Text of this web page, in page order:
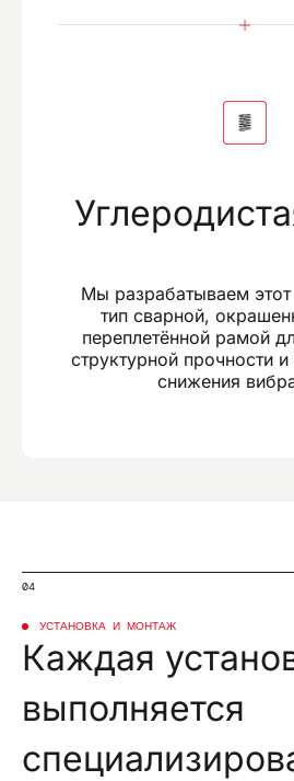
Мы разрабатываем
тип сварной,
переплетённой рамой
структурной прочности и
снижения
04
УСТАНОВКА И МОНТАЖ
Каждая
выполняется